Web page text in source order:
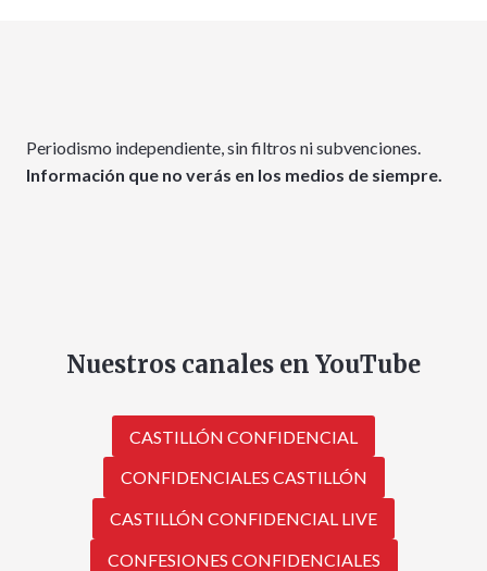
Periodismo independiente, sin filtros ni subvenciones.
Información que no verás en los medios de siempre.
Nuestros canales en YouTube
CASTILLÓN CONFIDENCIAL
CONFIDENCIALES CASTILLÓN
CASTILLÓN CONFIDENCIAL LIVE
CONFESIONES CONFIDENCIALES